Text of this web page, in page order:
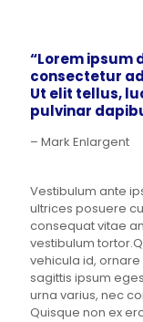
“Lorem ipsum
consectetur
Ut elit tellus,
pulvinar
– Mark Enlargent
Vestibulum ante
ultrices posuere
consequat vitae
vestibulum
vehicula id,
sagittis ipsum
urna varius, nec
Quisque non ex